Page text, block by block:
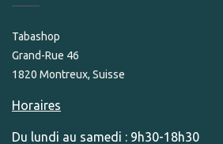
Tabashop
Grand-Rue 46
1820 Montreux, Suisse
Horaires
Du lundi au samedi : 9h30-18h30